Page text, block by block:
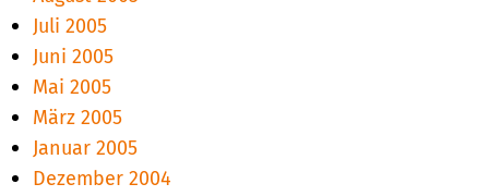
Juli 2005
Juni 2005
Mai 2005
März 2005
Januar 2005
Dezember 2004